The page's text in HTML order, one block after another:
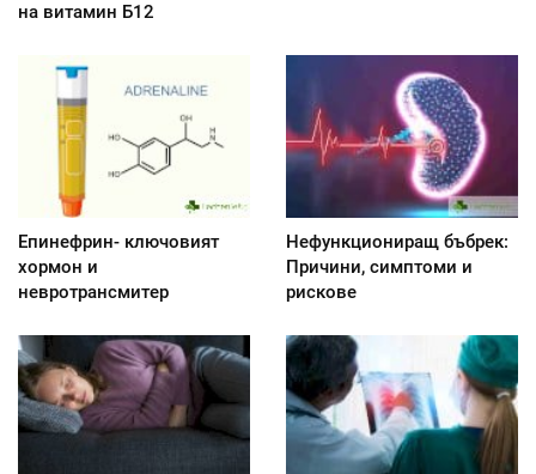
на витамин Б12
Епинефрин- ключовият
хормон и
невротрансмитер
Нефункциониращ бъбрек:
Причини, симптоми и
рискове